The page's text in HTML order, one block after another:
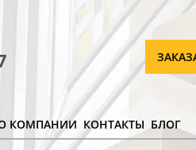
КОМПАНИИ КОНТАКТЫ БЛОГ